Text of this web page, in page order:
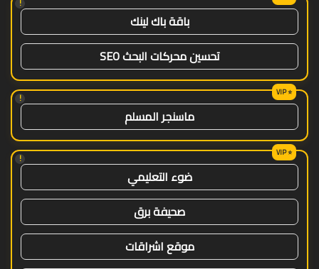
!
باقة باك لينك
تحسين محركات البحث SEO
!
ماسنجر المسلم
!
ضوء التعليمي
صحيفة برق
موقع اشراقات